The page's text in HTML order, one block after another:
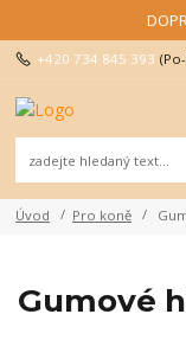
+420 734 845 393
Úvod Pro koně
Gumové